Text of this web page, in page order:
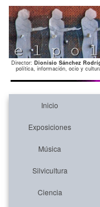
Director: Dionisio Sánchez
política, información, ocio y
Inicio
Exposiciones
Música
Silvicultura
Ciencia